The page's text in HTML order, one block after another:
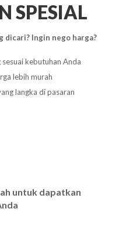
SPESIAL
dicari? Ingin nego harga?
kebutuhan Anda
lebih murah
langka di pasaran
untuk dapatkan